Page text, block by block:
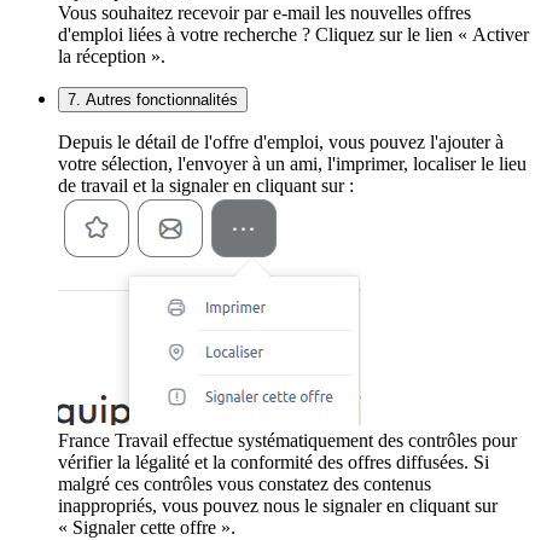
Vous souhaitez recevoir par e-mail les nouvelles offres
d'emploi liées à votre recherche ? Cliquez sur le lien « Activer
la réception ».
7. Autres fonctionnalités
Depuis le détail de l'offre d'emploi, vous pouvez l'ajouter à
votre sélection, l'envoyer à un ami, l'imprimer, localiser le lieu
de travail et la signaler en cliquant sur :
France Travail effectue systématiquement des contrôles pour
vérifier la légalité et la conformité des offres diffusées. Si
malgré ces contrôles vous constatez des contenus
inappropriés, vous pouvez nous le signaler en cliquant sur
« Signaler cette offre ».